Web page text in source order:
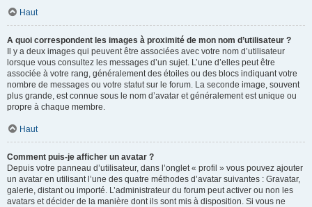
Haut
A quoi correspondent les images à proximité de mon nom d’utilisateur ?
Il y a deux images qui peuvent être associées avec votre nom d’utilisateur
lorsque vous consultez les messages d’un sujet. L’une d’elles peut être
associée à votre rang, généralement des étoiles ou des blocs indiquant votre
nombre de messages ou votre statut sur le forum. La seconde image, souvent
plus grande, est connue sous le nom d’avatar et généralement est unique ou
propre à chaque membre.
Haut
Comment puis-je afficher un avatar ?
Depuis votre panneau d’utilisateur, dans l’onglet « profil » vous pouvez ajouter
un avatar en utilisant l’une des quatre méthodes d’avatar suivantes : Gravatar,
galerie, distant ou importé. L’administrateur du forum peut activer ou non les
avatars et décider de la manière dont ils sont mis à disposition. Si vous ne